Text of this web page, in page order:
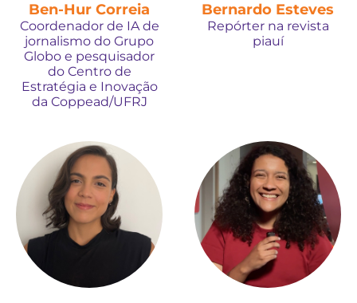
Ben-Hur Correia
Coordenador de IA de
jornalismo do Grupo
Globo e pesquisador
do Centro de
Estratégia e Inovação
da Coppead/UFRJ
Bernardo Esteves
Repórter na revista
piauí